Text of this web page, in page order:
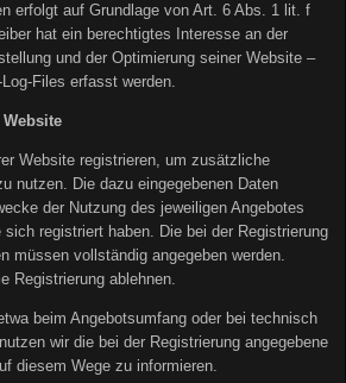
erfolgt auf Grundlage von Art. 6 Abs. 1 lit. f
hat ein berechtigtes Interesse an der
und der Optimierung seiner Website –
Files erfasst werden.
Website registrieren, um zusätzliche
nutzen. Die dazu eingegebenen Daten
der Nutzung des jeweiligen Angebotes
registriert haben. Die bei der Registrierung
müssen vollständig angegeben werden.
Registrierung ablehnen.
beim Angebotsumfang oder bei technisch
wir die bei der Registrierung angegebene
diesem Wege zu informieren.